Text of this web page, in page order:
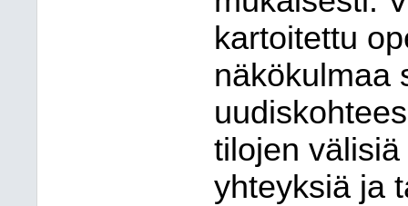
kartoitettu
näkökulmaa
tilojen
yhteyksiä ja